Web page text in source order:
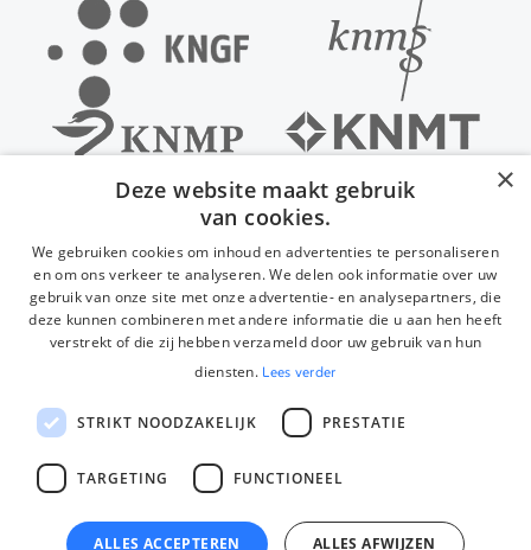
×
Deze website maakt gebruik
van cookies.
We gebruiken cookies om inhoud en advertenties te personaliseren
en om ons verkeer te analyseren. We delen ook informatie over uw
gebruik van onze site met onze advertentie- en analysepartners, die
deze kunnen combineren met andere informatie die u aan hen heeft
verstrekt of die zij hebben verzameld door uw gebruik van hun
diensten. Lees verder
STRIKT NOODZAKELIJK PRESTATIE
TARGETING FUNCTIONEEL
ALLES ACCEPTEREN ALLES AFWIJZEN